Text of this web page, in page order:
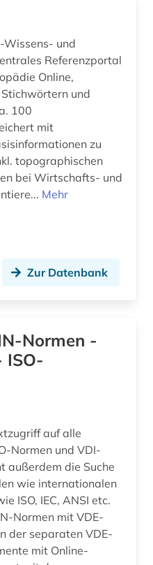
arzneimittelforschung (1)
arzneimittelinformationen (1)
arzneimittelinformationssystem (1)
Wissens- und
Referenzportal
Online,
100
mit
zu
topographischen
bei Wirtschafts- und
Mehr
Zur Datenbank
Normen -
ISO-
auf alle
Normen und VDI-
außerdem die Suche
wie internationalen
ISO, IEC, ANSI etc.
Normen mit VDE-
der separaten VDE-
mit Online-